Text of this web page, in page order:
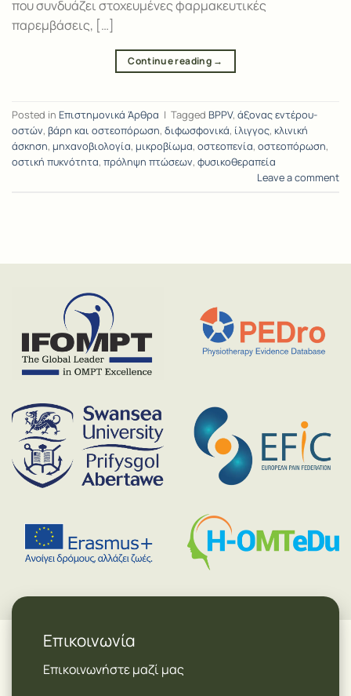
που συνδυάζει στοχευμένες φαρμακευτικές
παρεμβάσεις, […]
Continue reading →
Posted in Επιστημονικά Άρθρα | Tagged BPPV, άξονας εντέρου-
οστών, βάρη και οστεοπόρωση, διφωσφονικά, ίλιγγος, κλινική
άσκηση, μηχανοβιολογία, μικροβίωμα, οστεοπενία, οστεοπόρωση,
οστική πυκνότητα, πρόληψη πτώσεων, φυσικοθεραπεία
Leave a comment
Επικοινωνία
Επικοινωνήστε μαζί μας